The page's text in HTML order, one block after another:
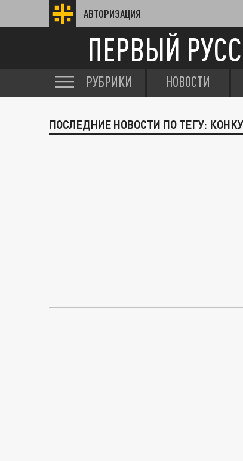
АВТОРИЗАЦИЯ
ПЕРВЫЙ
РУБРИКИ НОВОСТИ
ПОСЛЕДНИЕ НОВОСТИ ПО ТЕГУ: